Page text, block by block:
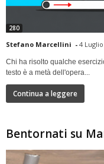
280
Stefano Marcellini - 4
Chi ha risolto qualche
testo è a metà dell'opera...
Continua a leggere
Bentornati su